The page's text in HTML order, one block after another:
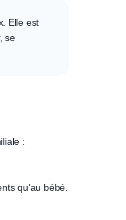
Elle est
se
:
qu’au bébé.